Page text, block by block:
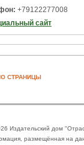
+79122277008
сайт
СТРАНИЦЫ
Издательский дом
размещённая на